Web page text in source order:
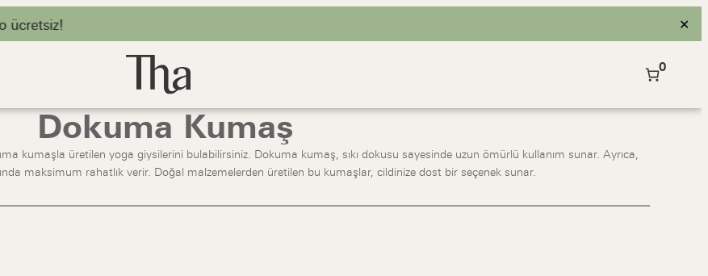
✕
0
Dokuma Kumaş
kumaşla üretilen yoga giysilerini bulabilirsiniz. Dokuma kumaş, sıkı dokusu sayesinde uzun ömürlü kullanım sunar. Ayrıca,
maksimum rahatlık verir. Doğal malzemelerden üretilen bu kumaşlar, cildinize dost bir seçenek sunar.